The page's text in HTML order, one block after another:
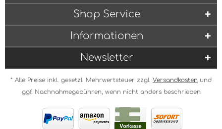
Shop Service
Informationen
Newsletter
* Alle Preise inkl. gesetzl. Mehrwertsteuer zzgl. Versandkosten und
ggf. Nachnahmegebühren, wenn nicht anders beschrieben